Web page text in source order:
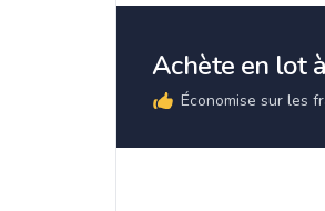
Achète en lot
Économise sur les